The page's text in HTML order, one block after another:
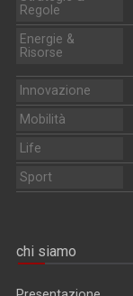
Regole
Energie &
Risorse
Innovazione
Mobilità
Life
Sport
chi siamo